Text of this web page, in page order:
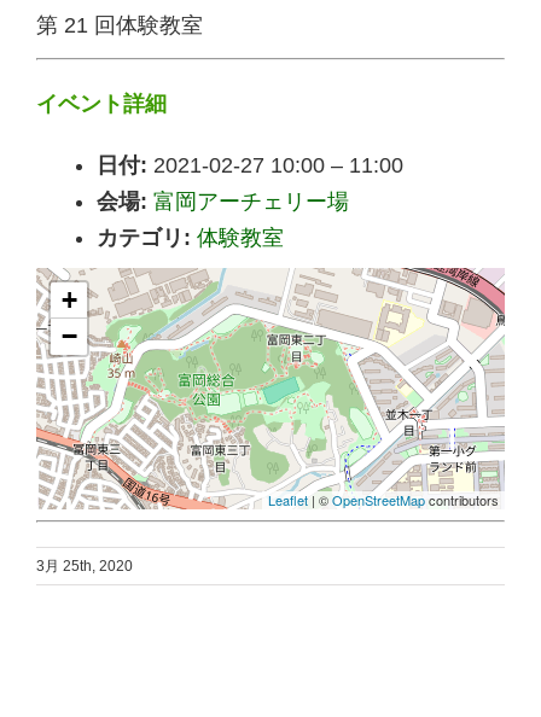
第 21 回体験教室
イベント詳細
日付: 2021-02-27 10:00 – 11:00
会場: 富岡アーチェリー場
カテゴリ: 体験教室
+
−
Leaflet | ©OpenStreetMapcontributors
3月 25th, 2020